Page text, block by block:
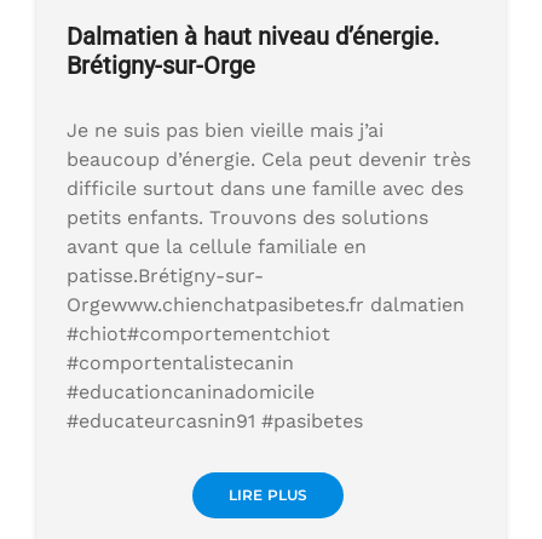
Dalmatien à haut niveau d’énergie.
Brétigny-sur-Orge
Je ne suis pas bien vieille mais j’ai
beaucoup d’énergie. Cela peut devenir très
difficile surtout dans une famille avec des
petits enfants. Trouvons des solutions
avant que la cellule familiale en
patisse.Brétigny-sur-
Orgewww.chienchatpasibetes.fr dalmatien
#chiot#comportementchiot
#comportentalistecanin
#educationcaninadomicile
#educateurcasnin91 #pasibetes
LIRE PLUS